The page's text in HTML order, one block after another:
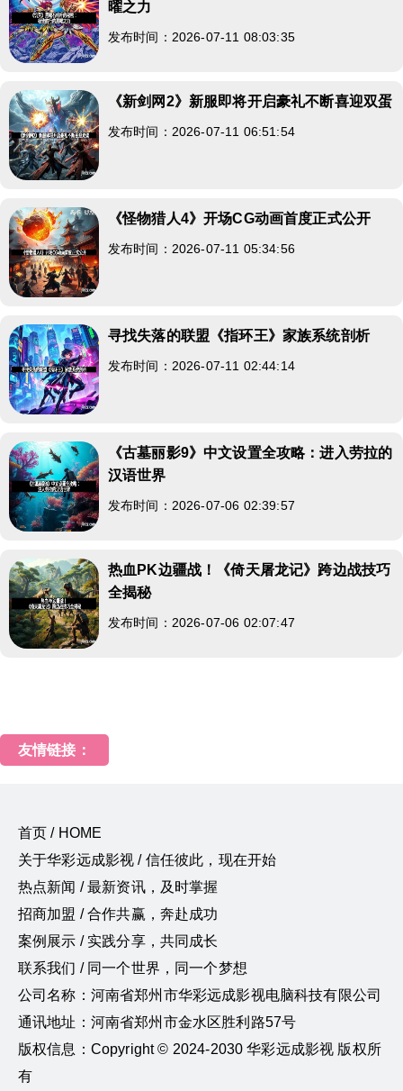
曜之力
发布时间：2026-07-11 08:03:35
《新剑网2》新服即将开启豪礼不断喜迎双蛋
发布时间：2026-07-11 06:51:54
《怪物猎人4》开场CG动画首度正式公开
发布时间：2026-07-11 05:34:56
寻找失落的联盟《指环王》家族系统剖析
发布时间：2026-07-11 02:44:14
《古墓丽影9》中文设置全攻略：进入劳拉的
汉语世界
发布时间：2026-07-06 02:39:57
热血PK边疆战！《倚天屠龙记》跨边战技巧
全揭秘
发布时间：2026-07-06 02:07:47
友情链接：
首页 / HOME
关于华彩远成影视 / 信任彼此，现在开始
热点新闻 / 最新资讯，及时掌握
招商加盟 / 合作共赢，奔赴成功
案例展示 / 实践分享，共同成长
联系我们 / 同一个世界，同一个梦想
公司名称：河南省郑州市华彩远成影视电脑科技有限公司
通讯地址：河南省郑州市金水区胜利路57号
版权信息：Copyright © 2024-2030 华彩远成影视 版权所
有